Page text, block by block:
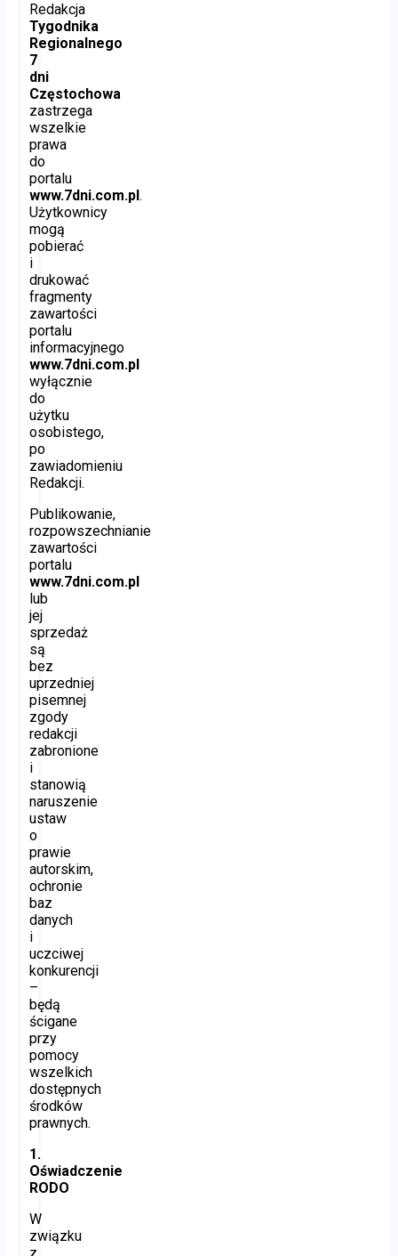
Redakcja
Tygodnika
Regionalnego
7
dni
Częstochowa
zastrzega
wszelkie
prawa
do
portalu
www.7dni.com.pl .
Użytkownicy
mogą
pobierać
i
drukować
fragmenty
zawartości
portalu
informacyjnego
www.7dni.com.pl
wyłącznie
do
użytku
osobistego,
po
zawiadomieniu
Redakcji.
Publikowanie,
rozpowszechnianie
zawartości
portalu
www.7dni.com.pl
lub
jej
sprzedaż
są
bez
uprzedniej
pisemnej
zgody
redakcji
zabronione
i
stanowią
naruszenie
ustaw
o
prawie
autorskim,
ochronie
baz
danych
i
uczciwej
konkurencji
–
będą
ścigane
przy
pomocy
wszelkich
dostępnych
środków
prawnych.
1.
Oświadczenie
RODO
W
związku